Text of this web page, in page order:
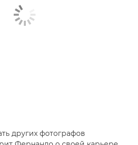
других фотографов